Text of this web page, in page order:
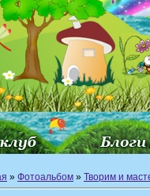
» Фотоальбом » Творим и